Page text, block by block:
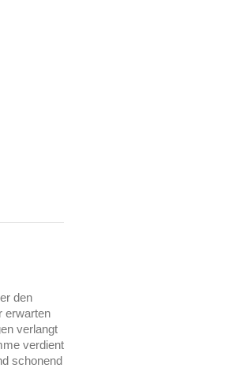
den
erwarten
verlangt
verdient
schonend